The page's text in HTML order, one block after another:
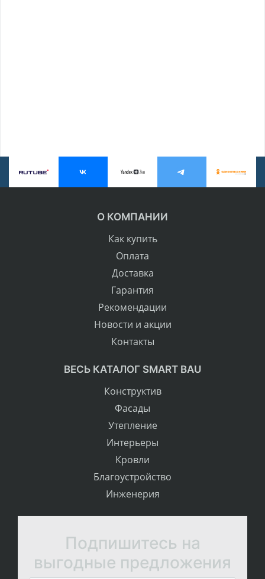
О КОМПАНИИ
Как купить
Оплата
Доставка
Гарантия
Рекомендации
Новости и акции
Контакты
ВЕСЬ КАТАЛОГ SMART BAU
Конструктив
Фасады
Утепление
Интерьеры
Кровли
Благоустройство
Инженерия
Подпишитесь на
выгодные предложения